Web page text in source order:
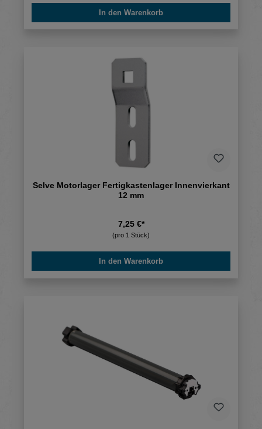
In den Warenkorb
Selve Motorlager Fertigkastenlager Innenvierkant
12 mm
7,25 €*
(pro 1 Stück)
In den Warenkorb